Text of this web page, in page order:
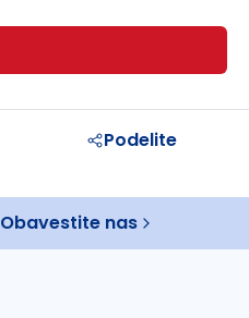
Podelite
Obavestite nas